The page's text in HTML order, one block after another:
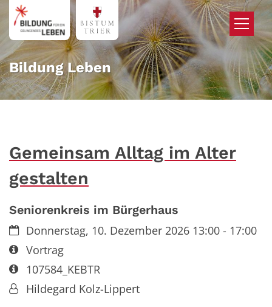
Zum Inhalt springen
Bildung Leben
Gemeinsam Alltag im Alter
gestalten
Seniorenkreis im Bürgerhaus
Datum:Donnerstag, 10. Dezember 2026 13:00 - 17:00
Art bzw. Nummer:
Vortrag
Art bzw. Nummer:
107584_KEBTR
Von:Hildegard Kolz-Lippert